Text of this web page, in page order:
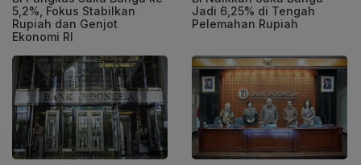
5,2%, Fokus Stabilkan
Rupiah dan Genjot
Ekonomi RI
Jadi 6,25% di Tengah
Pelemahan Rupiah